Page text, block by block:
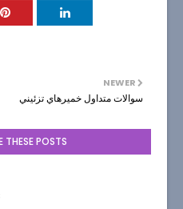
NEWER
سوالات متداول خميرهاي تزئيني
THESE POSTS